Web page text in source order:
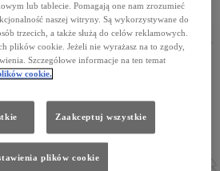
lub tablecie. Pomagają one nam zrozumieć
naszej witryny. Są wykorzystywane do
trzecich, a także służą do celów reklamowych.
plików cookie. Jeżeli nie wyrażasz na to zgody,
Szczegółowe informacje na ten temat
cookie.
Zaakceptuj wszystkie
plików cookie